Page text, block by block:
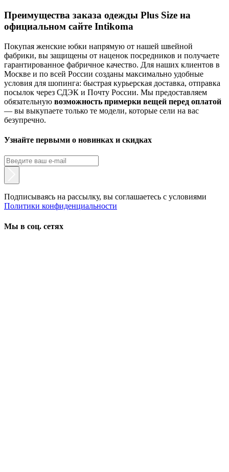
Преимущества заказа одежды Plus Size на
официальном сайте Intikoma
Покупая женские юбки напрямую от нашей швейной
фабрики, вы защищены от наценок посредников и получаете
гарантированное фабричное качество. Для наших клиентов в
Москве и по всей России созданы максимально удобные
условия для шопинга: быстрая курьерская доставка, отправка
посылок через СДЭК и Почту России. Мы предоставляем
обязательную возможность примерки вещей перед оплатой
— вы выкупаете только те модели, которые сели на вас
безупречно.
Узнайте первыми о новинках и скидках
Подписываясь на рассылку, вы соглашаетесь с условиями
Политики конфиденциальности
Мы в соц. сетях